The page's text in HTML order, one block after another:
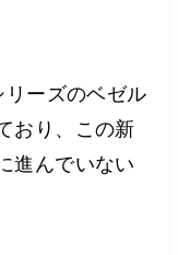
ーズのベゼル
おり、この新
進んでいない